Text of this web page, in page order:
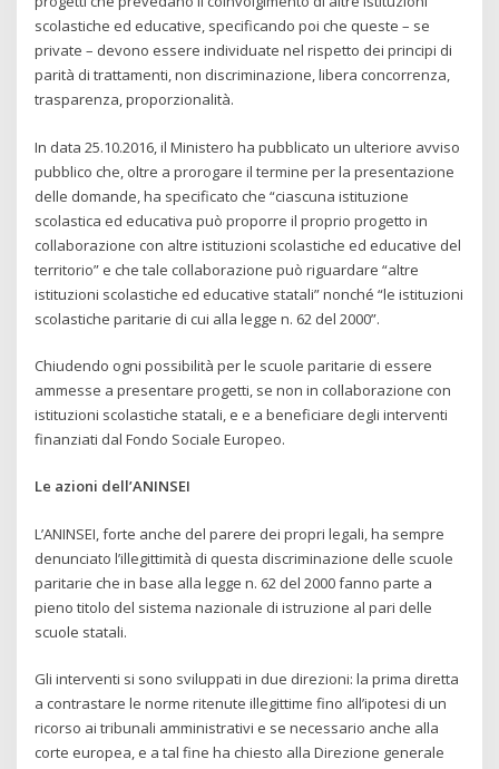
scolastiche ed educative, specificando poi che queste – se
private – devono essere individuate nel rispetto dei principi di
parità di trattamenti, non discriminazione, libera concorrenza,
trasparenza, proporzionalità.
In data 25.10.2016, il Ministero ha pubblicato un ulteriore avviso
pubblico che, oltre a prorogare il termine per la presentazione
delle domande, ha specificato che “ciascuna istituzione
scolastica ed educativa può proporre il proprio progetto in
collaborazione con altre istituzioni scolastiche ed educative del
territorio” e che tale collaborazione può riguardare “altre
istituzioni scolastiche ed educative statali” nonché “le istituzioni
scolastiche paritarie di cui alla legge n. 62 del 2000”.
Chiudendo ogni possibilità per le scuole paritarie di essere
ammesse a presentare progetti, se non in collaborazione con
istituzioni scolastiche statali, e e a beneficiare degli interventi
finanziati dal Fondo Sociale Europeo.
Le azioni dell’ANINSEI
L’ANINSEI, forte anche del parere dei propri legali, ha sempre
denunciato l’illegittimità di questa discriminazione delle scuole
paritarie che in base alla legge n. 62 del 2000 fanno parte a
pieno titolo del sistema nazionale di istruzione al pari delle
scuole statali.
Gli interventi si sono sviluppati in due direzioni: la prima diretta
a contrastare le norme ritenute illegittime fino all’ipotesi di un
ricorso ai tribunali amministrativi e se necessario anche alla
corte europea, e a tal fine ha chiesto alla Direzione generale